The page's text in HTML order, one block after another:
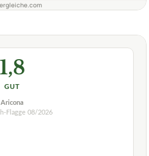
1,8
GUT
Aricona
Flagge 08/2026